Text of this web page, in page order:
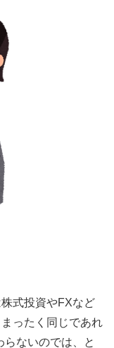
式投資やFXなど
ったく同じであれ
ないのでは、と